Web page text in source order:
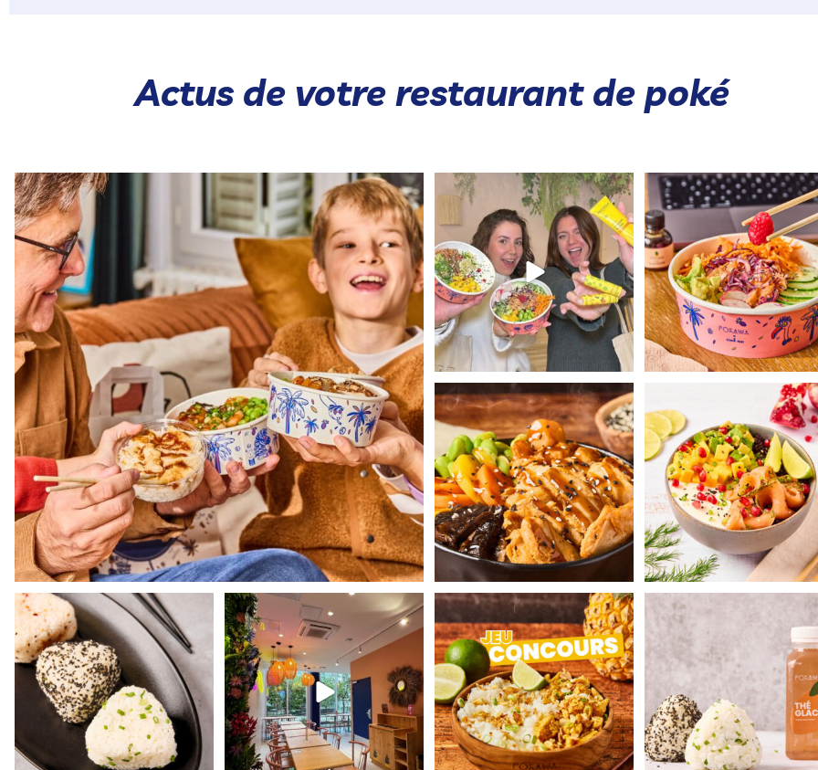
Actus de votre restaurant de poké
Notre gamme chaude rassemble 🥰 Nos Hot Pokés et... JEU CONCOURS POKAWA x BEESLINE
🐝 😍
...
Le poké qui met tout le
d’accord 😍​
...
Affronte le froid en dégustant notre
Tériyaki Hot...
Le Gravlax Poké et son
mariné à l`aneth 😍​...
Toujours pas gouté nos Onigiris ?
🍙​
Nos...
Plonge dans l’univers Pokawa avec
nos shops et
JEU CONCOURS POKAWA 🌴​
Aujourd’hui POKAWA...
Let’s snack together ! 🌈​
Retrouve notre